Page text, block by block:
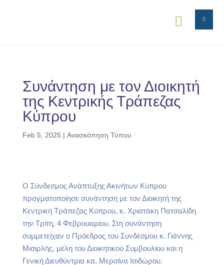


Συνάντηση με τον Διοικητή
της Κεντρικής Τράπεζας
Κύπρου
Feb 5, 2025 | Ανασκόπηση Τύπου
Ο Σύνδεσμος Ανάπτυξης Ακινήτων Κύπρου
πραγματοποίησε συνάντηση με τον Διοικητή της
Κεντρική Τράπεζας Κύπρου, κ. Χριστάκη Πατσαλίδη
την Τρίτη, 4 Φεβρουαρίου. Στη συνάντηση
συμμετείχαν ο Πρόεδρος του Συνδέσμου κ. Γιάννης
Μισιρλής, μέλη του Διοικητικού Συμβουλίου και η
Γενική Διευθύντρια κα. Μερσίνα Ισιδώρου.